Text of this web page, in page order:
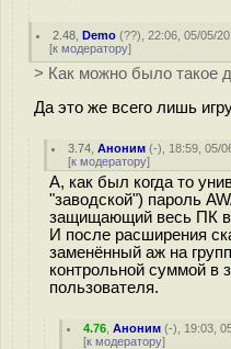
2.48 ,Demo (??), 22:06, 05/05/
[к модератору]
> Как можно было такое
Да это же всего лишь
3.74 ,Аноним (-), 18:59, 05/
[к модератору]
А, как был когда то
"заводской") пароль
защищающий весь ПК в
И после расширения
заменённый аж на
контрольной суммой в
пользователя.
4.76 ,Аноним (-), 19:03,
[к модератору]